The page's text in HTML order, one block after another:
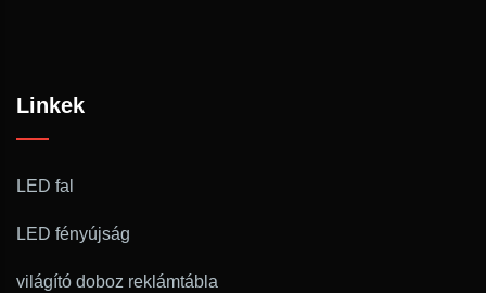
Linkek
LED fal
LED fényújság
világító doboz reklámtábla